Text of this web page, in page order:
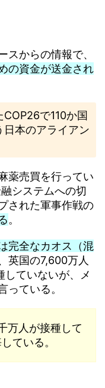
スからの情報で、
の資金が送金され
で110か国
日本のアライアン
薬売買を行ってい
システムへの切
された軍事作戦の
。
完全なカオス（混
英国の7,600万人
ていないが、メ
っている。
万人が接種して
ている。